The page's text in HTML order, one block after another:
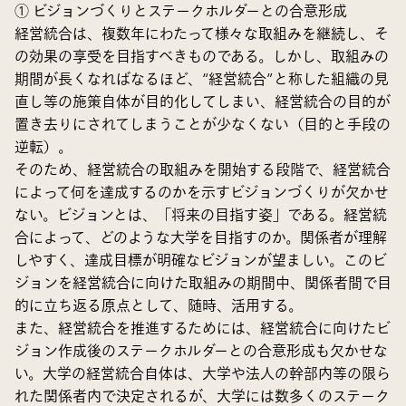
① ビジョンづくりとステークホルダーとの合意形成
経営統合は、複数年にわたって様々な取組みを継続し、そ
の効果の享受を目指すべきものである。しかし、取組みの
期間が長くなればなるほど、“経営統合”と称した組織の見
直し等の施策自体が目的化してしまい、経営統合の目的が
置き去りにされてしまうことが少なくない（目的と手段の
逆転）。
そのため、経営統合の取組みを開始する段階で、経営統合
によって何を達成するのかを示すビジョンづくりが欠かせ
ない。ビジョンとは、「将来の目指す姿」である。経営統
合によって、どのような大学を目指すのか。関係者が理解
しやすく、達成目標が明確なビジョンが望ましい。このビ
ジョンを経営統合に向けた取組みの期間中、関係者間で目
的に立ち返る原点として、随時、活用する。
また、経営統合を推進するためには、経営統合に向けたビ
ジョン作成後のステークホルダーとの合意形成も欠かせな
い。大学の経営統合自体は、大学や法人の幹部内等の限ら
れた関係者内で決定されるが、大学には数多くのステーク